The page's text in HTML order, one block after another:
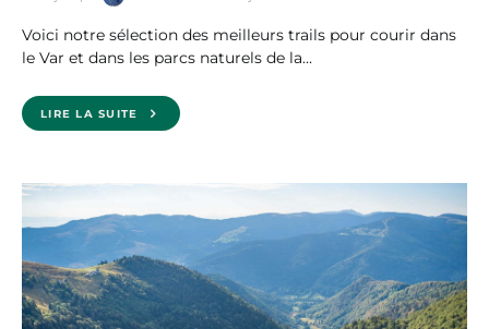
Voici notre sélection des meilleurs trails pour courir dans
le Var et dans les parcs naturels de la…
LIRE LA SUITE